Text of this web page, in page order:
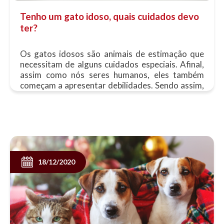
Tenho um gato idoso, quais cuidados devo
ter?
Os gatos idosos são animais de estimação que
necessitam de alguns cuidados especiais. Afinal,
assim como nós seres humanos, eles também
começam a apresentar debilidades. Sendo assim,
18/12/2020